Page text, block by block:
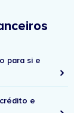
para si e
e